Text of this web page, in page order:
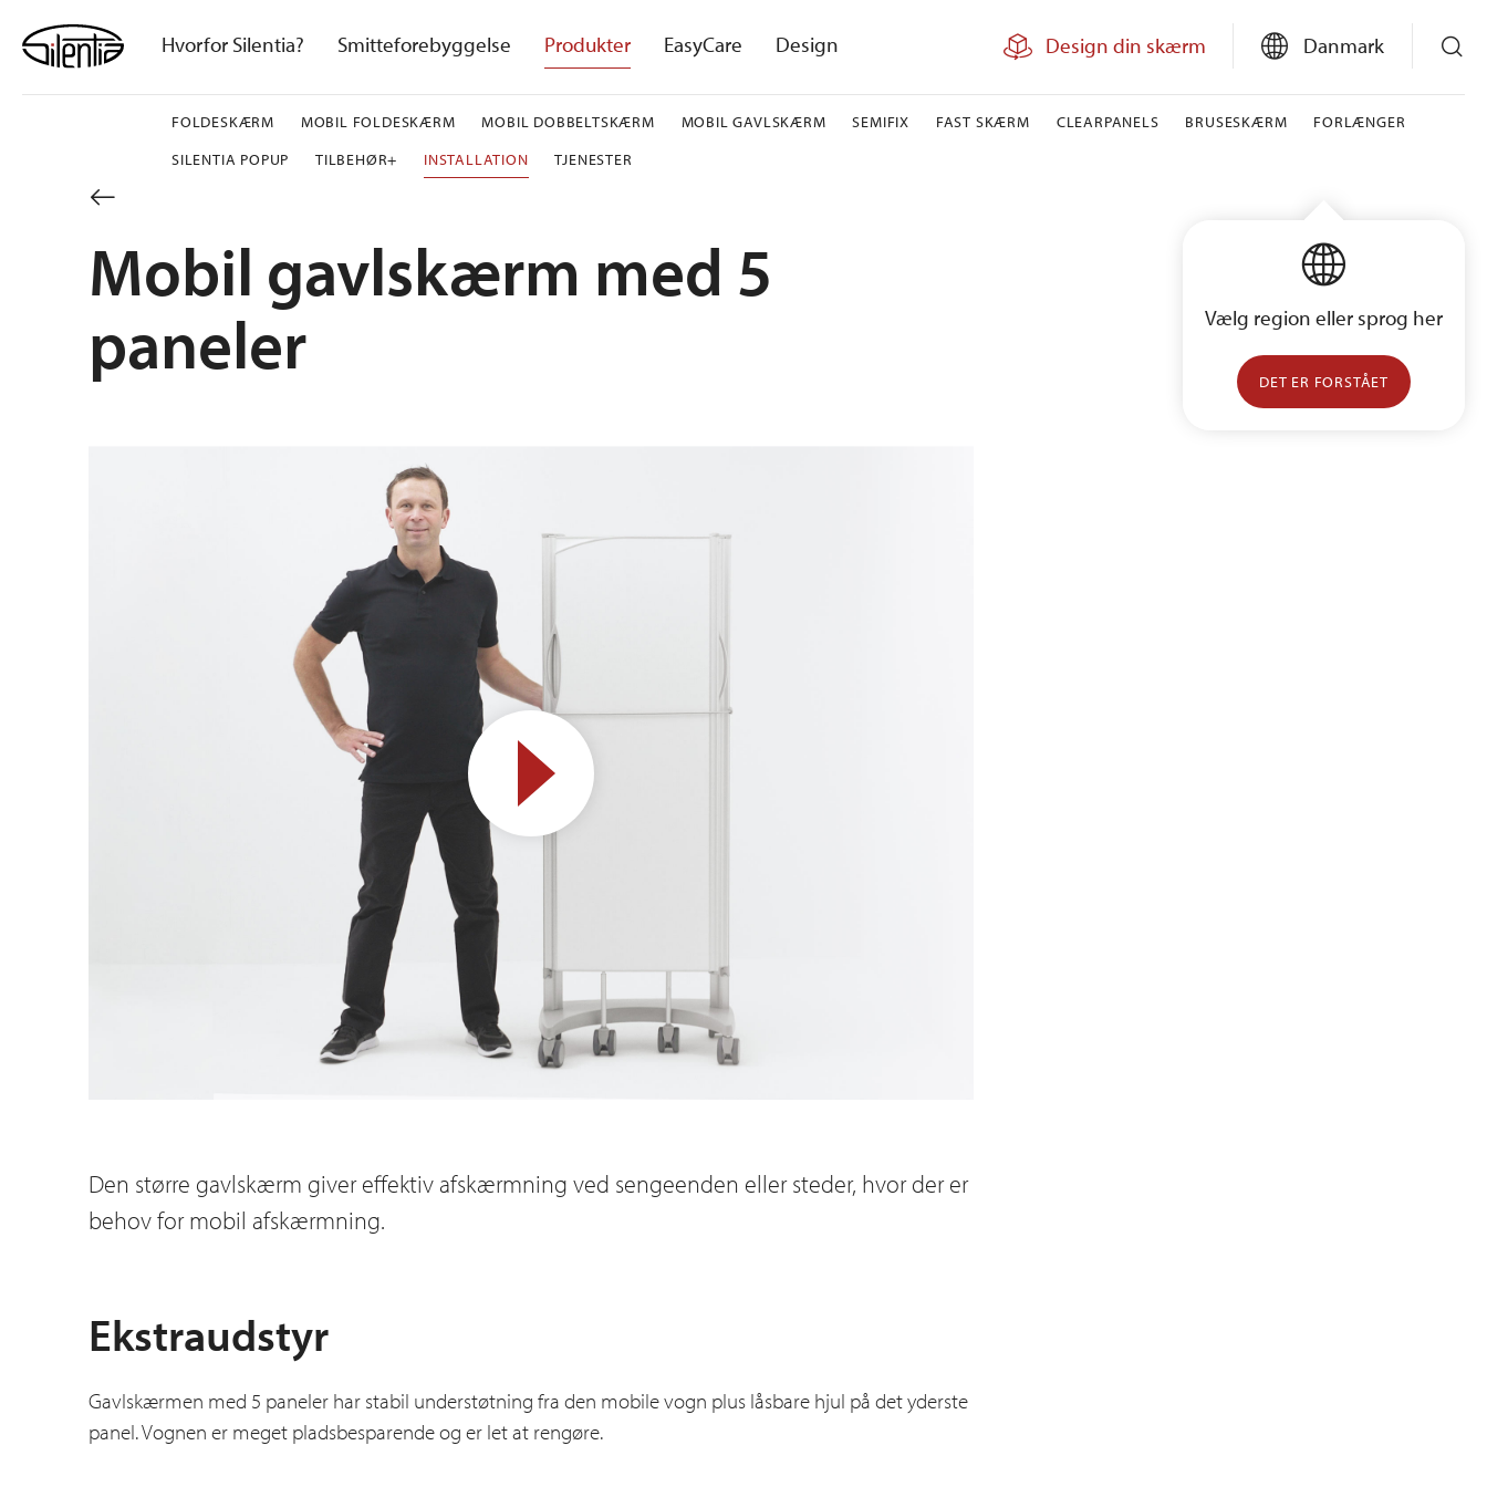
content
Hvorfor Silentia? Smitteforebyggelse Produkter EasyCare Design Design din skærm Danmark
FOLDESKÆRM MOBIL FOLDESKÆRM MOBIL DOBBELTSKÆRM MOBIL GAVLSKÆRM SEMIFIX FAST SKÆRM CLEARPANELS BRUSESKÆRM
FORLÆNGER
SILENTIA POPUP
TILBEHØR+ INSTALLATION TJENESTER
Vælg region eller sprog her
DET ER FORSTÅET
Mobil gavlskærm med 5
paneler
Den større gavlskærm giver effektiv afskærmning ved sengeenden eller steder, hvor der er
behov for mobil afskærmning.
Ekstraudstyr
Gavlskærmen med 5 paneler har stabil understøtning fra den mobile vogn plus låsbare hjul på det yderste
panel. Vognen er meget pladsbesparende og er let at rengøre.